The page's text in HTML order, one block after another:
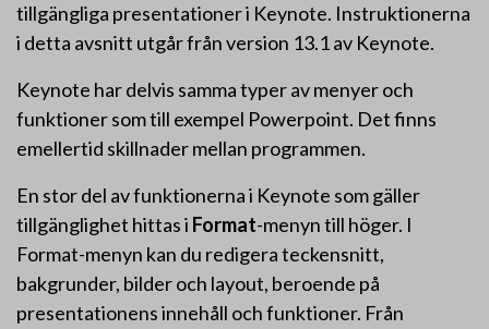
tillgängliga presentationer i Keynote. Instruktionerna
i detta avsnitt utgår från version 13.1 av Keynote.
Keynote har delvis samma typer av menyer och
funktioner som till exempel Powerpoint. Det finns
emellertid skillnader mellan programmen.
En stor del av funktionerna i Keynote som gäller
tillgänglighet hittas i Format-menyn till höger. I
Format-menyn kan du redigera teckensnitt,
bakgrunder, bilder och layout, beroende på
presentationens innehåll och funktioner. Från